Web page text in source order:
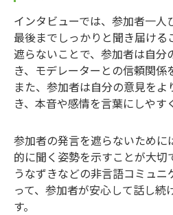
インタビューでは、参加者一人
最後までしっかりと聞き届ける
遮らないことで、参加者は自分
き、モデレーターとの信頼関係
また、参加者は自分の意見を
き、本音や感情を言葉にしやす
参加者の発言を遮らないために
的に聞く姿勢を示すことが大切
うなずきなどの非言語コミュ
って、参加者が安心して話し続
す。